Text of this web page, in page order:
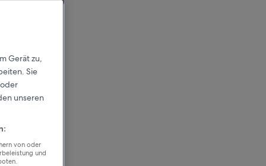
Gerät zu,
Sie
unseren
von oder
und